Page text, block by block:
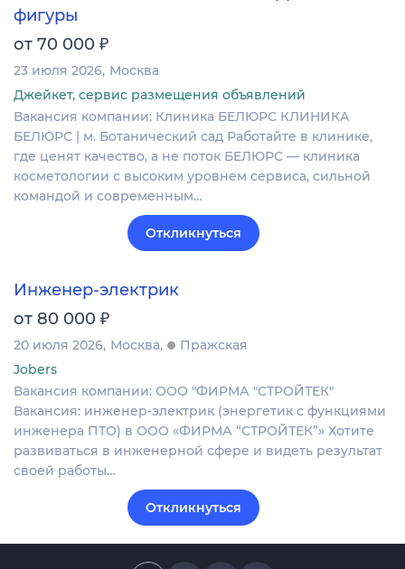
фигуры
от 70 000 ₽
23 июля 2026 Москва
Джейкет, сервис размещения объявлений
Вакансия компании: Клиника БЕЛЮРС КЛИНИКА
БЕЛЮРС | м. Ботанический сад Работайте в клинике,
где ценят качество, а не поток БЕЛЮРС — клиника
косметологии с высоким уровнем сервиса, сильной
командой и современным…
Откликнуться
Инженер-электрик
от 80 000 ₽
20 июля 2026 Москва
Пражская
Jobers
Вакансия компании: ООО "ФИРМА "СТРОЙТЕК"
Вакансия: инженер‑электрик (энергетик с функциями
инженера ПТО) в ООО «ФИРМА “СТРОЙТЕК”» Хотите
развиваться в инженерной сфере и видеть результат
своей работы…
Откликнуться